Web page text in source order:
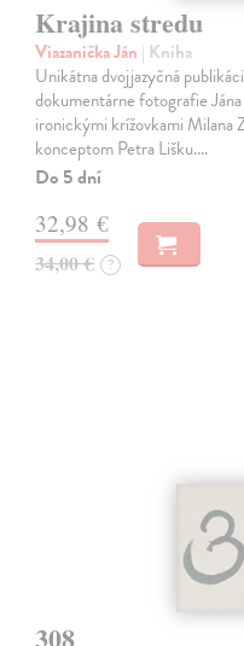
Krajina stredu
Viazanička Ján | Kniha
Unikátna dvojjazyčná
dokumentárne fotografie
ironickými krížovkami Milana
konceptom Petra Lišku.…
Do 5 dní
32,98 €
34,00 € ?